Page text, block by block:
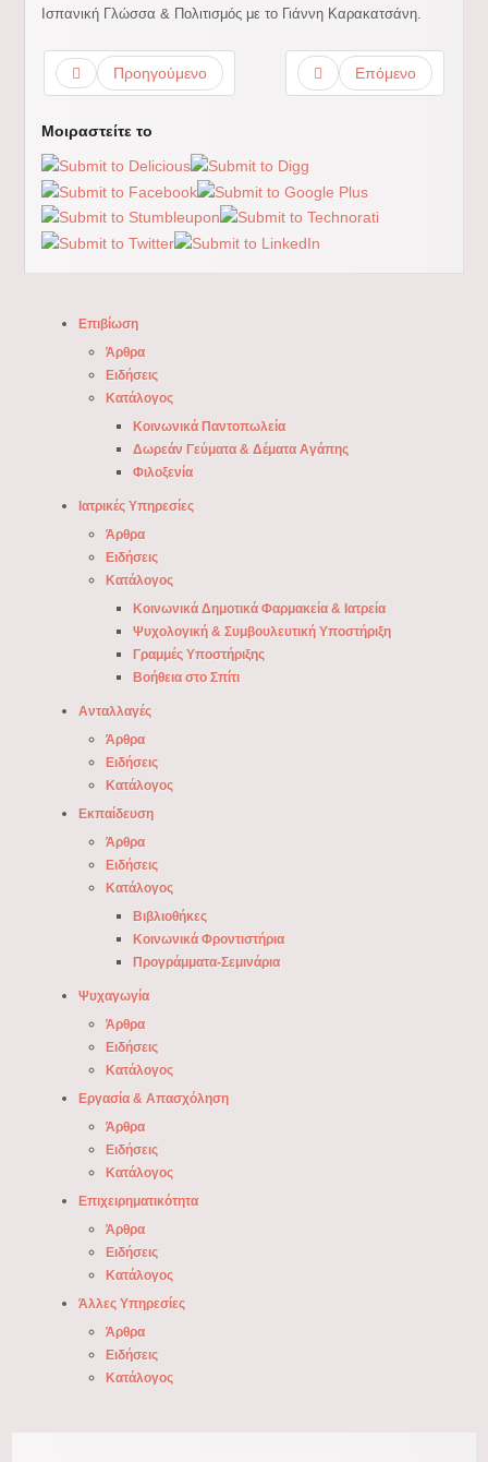
Ισπανική Γλώσσα & Πολιτισμός με το Γιάννη Καρακατσάνη.
Προηγούμενο Επόμενο
Μοιραστείτε το
Επιβίωση
Άρθρα
Ειδήσεις
Κατάλογος
Κοινωνικά Παντοπωλεία
Δωρεάν Γεύματα & Δέματα Αγάπης
Φιλοξενία
Ιατρικές Υπηρεσίες
Άρθρα
Ειδήσεις
Κατάλογος
Κοινωνικά Δημοτικά Φαρμακεία & Ιατρεία
Ψυχολογική & Συμβουλευτική Υποστήριξη
Γραμμές Υποστήριξης
Βοήθεια στο Σπίτι
Ανταλλαγές
Άρθρα
Ειδήσεις
Κατάλογος
Εκπαίδευση
Άρθρα
Ειδήσεις
Κατάλογος
Βιβλιοθήκες
Κοινωνικά Φροντιστήρια
Προγράμματα-Σεμινάρια
Ψυχαγωγία
Άρθρα
Ειδήσεις
Κατάλογος
Εργασία & Απασχόληση
Άρθρα
Ειδήσεις
Κατάλογος
Επιχειρηματικότητα
Άρθρα
Ειδήσεις
Κατάλογος
Άλλες Υπηρεσίες
Άρθρα
Ειδήσεις
Κατάλογος